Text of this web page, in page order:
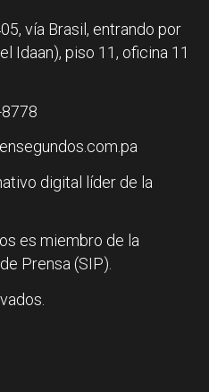
vía Brasil, entrando por
Idaan), piso 11, oficina 11
digital líder de la
es miembro de la
Prensa (SIP).